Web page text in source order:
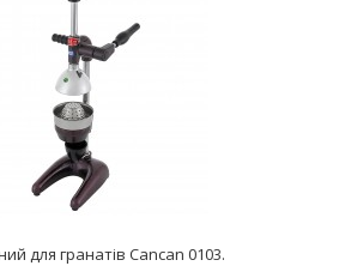
для гранатів Cancan 0103.